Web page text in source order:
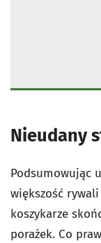
Nieudany
Podsumowując
większość rywali
koszykarze
porażek. Co